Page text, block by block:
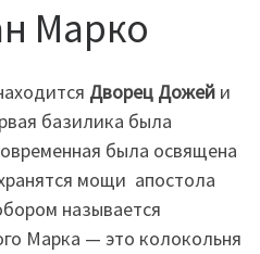
Марко
Дворец Дожей и
базилика была
была освящена
мощи апостола
называется
Марка — это колокольня